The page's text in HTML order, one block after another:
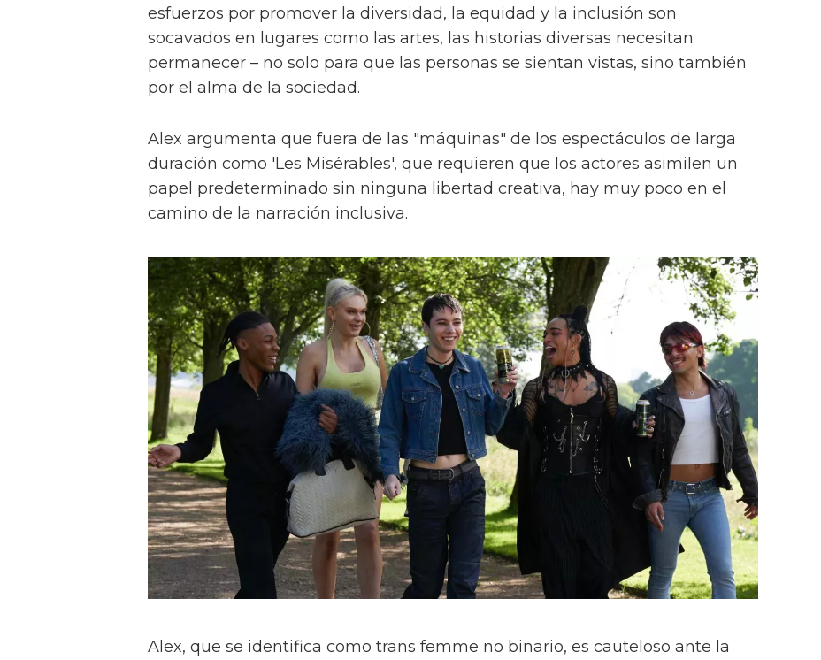
esfuerzos por promover la diversidad, la equidad y la inclusión son
socavados en lugares como las artes, las historias diversas necesitan
permanecer – no solo para que las personas se sientan vistas, sino también
por el alma de la sociedad.
Alex argumenta que fuera de las "máquinas" de los espectáculos de larga
duración como 'Les Misérables', que requieren que los actores asimilen un
papel predeterminado sin ninguna libertad creativa, hay muy poco en el
camino de la narración inclusiva.
Alex, que se identifica como trans femme no binario, es cauteloso ante la